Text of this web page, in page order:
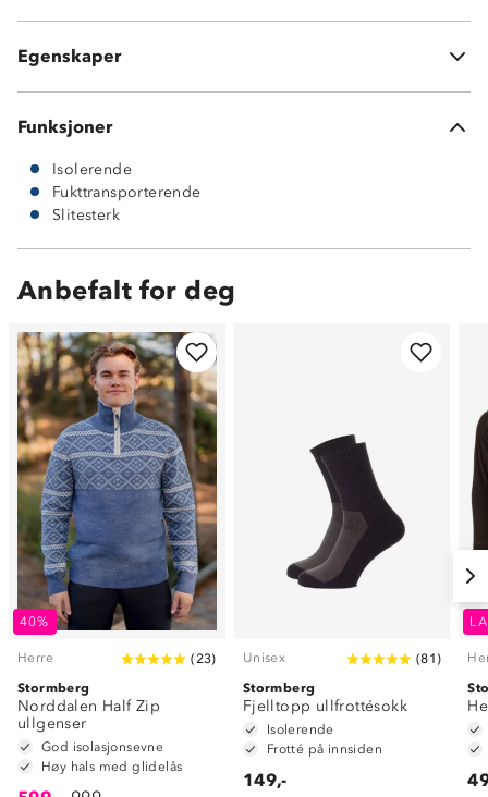
Egenskaper
Høy hals med glidelåsåpning
Funksjoner
Isolerende
Fukttransporterende
Slitesterk
Anbefalt for deg
40%
Herre ( 23)
Stormberg
Norddalen Half Zip
ullgenser
God isolasjonsevne
Høy hals med glidelås
Unisex (81 )
Stormberg
Fjelltopp ullfrottésokk
Isolerende
Frotté på innsiden
149,-